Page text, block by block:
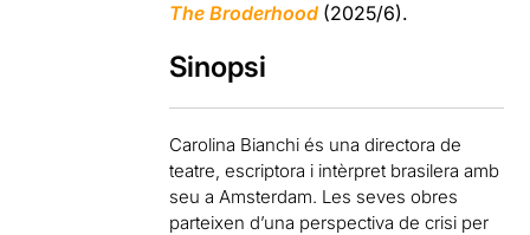
The Broderhood (2025/6).
Sinopsi
Carolina Bianchi és una directora de
teatre, escriptora i intèrpret brasilera amb
seu a Amsterdam. Les seves obres
parteixen d’una perspectiva de crisi per